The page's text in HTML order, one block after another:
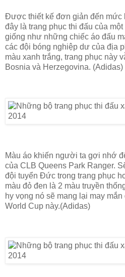
Được thiết kế đơn giản đến mức
đây là trang phục thi đấu của
giống như những chiếc áo đấu
các đội bóng nghiệp dư của địa
màu xanh trắng, trang phục này
Bosnia và Herzegovina. (Adidas)
Màu áo khiến người ta gợi nhớ
của CLB Queens Park Ranger.
đội tuyển Đức trong trang phục
màu đỏ đen là 2 màu truyền
hy vọng nó sẽ mang lại may
World Cup này.(Adidas)